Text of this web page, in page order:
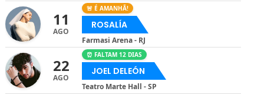
11
AGO
🚨 É AMANHÃ!
ROSALÍA
Farmasi Arena - RJ
22
AGO
⏰ FALTAM 12 DIAS
JOEL DELEÓN
Teatro Marte Hall - SP